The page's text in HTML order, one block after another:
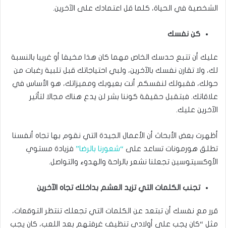
الشخصية في الحياة، كلما قل اعتمادك على الآخرين.
كن نفسك
عليك أن تتبع حدسك الخاص مهما كان هذا مخيفا أو غريبا بالنسبة
لك، ولا تقارن نفسك بالآخرين، ولبي احتياجاتك قبل تلبية رغبات من
حولك، فقبولك لنفسكم أنت بعيوبك ومميزاتك، هو الأساس في
علاقاتك. فبتقبل حقيقة كوننا بشر لن يدع هناك مجالا لتأثير
الآخرين عليك.
أظهرت بعض الأبحاث أن الأعمال الجيدة التي نقوم بها تجاه أنفسنا
تطلق هورمونات تساعد على “شعورنا بالرضا” فزيادة مستوي
الأوكسيتوسين تجعلنا نشعر بالراحة والهدوء والتواصل.
تجنب الكلمات التي تزيد العشم بداخلك تجاه الآخرين
قرر مع نفسك أن تبتعد عن الكلمات التي تجعلك تنتظر التوقعات،
مثل “كان يجب على أولادي تنظيف غرفتهم بعد اللعب، كان يجب